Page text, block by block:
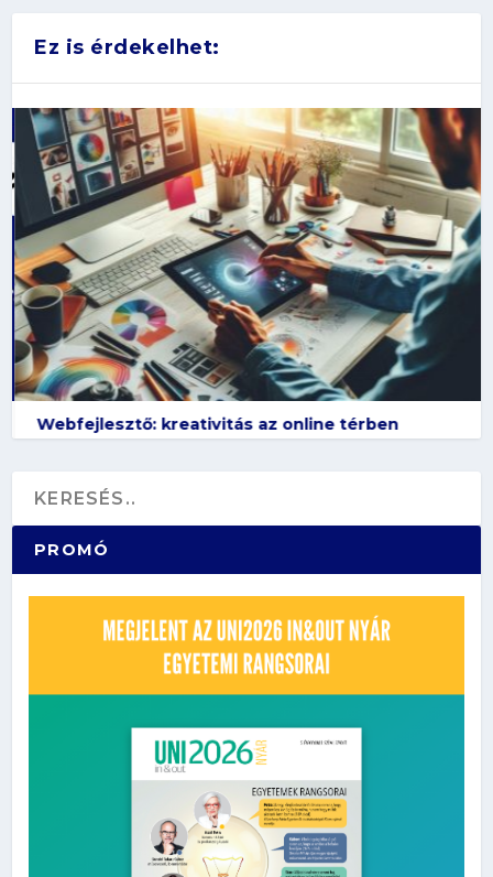
Ez is érdekelhet:
Webfejlesztő: kreativitás az online térben
PROMÓ